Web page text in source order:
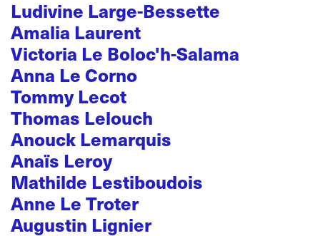
Ludivine Large-Bessette
Amalia Laurent
Victoria Le Boloc'h-Salama
Anna Le Corno
Tommy Lecot
Thomas Lelouch
Anouck Lemarquis
Anaïs Leroy
Mathilde Lestiboudois
Anne Le Troter
Augustin Lignier